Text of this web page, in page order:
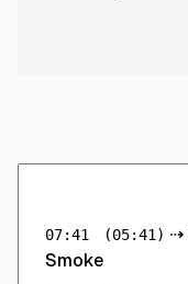
07:41 (05:41) ⇢
Smoke